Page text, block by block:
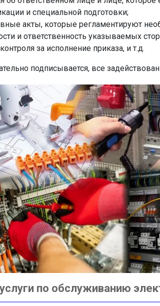
и специальной подготовки;
акты, которые регламентируют
и ответственность указываемых
за исполнение приказа, и т.д.
подписывается, все
по обслуживанию